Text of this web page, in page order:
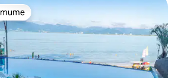
на гостите